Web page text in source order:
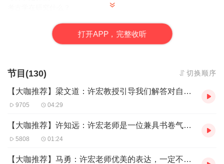
中国社科院考古研究所研究员、二里头遗址考古队第三任队长
许宏老师 宏观考古
做历史的侦探，发掘文明的真相
打开APP，完整收听
节目(130) 切换顺序
【大咖推荐】梁文道：许宏教授引导我们解答对自身的疑问，寻索湮灭在上古之中的痕迹
9705 04:29
【大咖推荐】许知远：许宏老师是一位兼具书卷气和江湖气的考古学家
5808 01:24
【大咖推荐】马勇：许宏老师优美的表达，一定不会让你觉得考古学枯燥无味